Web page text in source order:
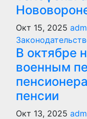
Окт 15, 2025
В октябре
военным
пенсии
Окт 13, 2025